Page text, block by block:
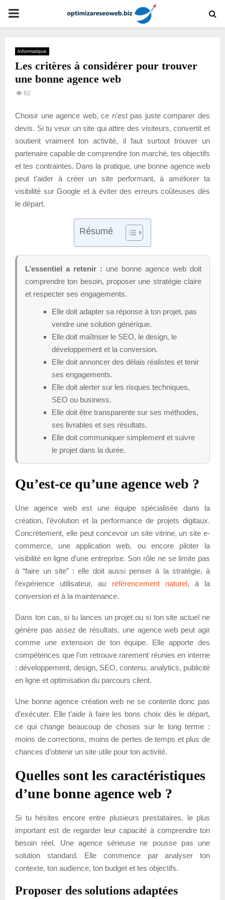
PRIMARY
Informatique
Les critères à considérer pour trouver
une bonne agence web
82
Choisir une agence web, ce n’est pas juste comparer des
devis. Si tu veux un site qui attire des visiteurs, convertit et
soutient vraiment ton activité, il faut surtout trouver un
partenaire capable de comprendre ton marché, tes objectifs
et tes contraintes. Dans la pratique, une bonne agence web
peut t’aider à créer un site performant, à améliorer ta
visibilité sur Google et à éviter des erreurs coûteuses dès
le départ.
Résumé
L’essentiel a retenir : une bonne agence web doit
comprendre ton besoin, proposer une stratégie claire
et respecter ses engagements.
Elle doit adapter sa réponse à ton projet, pas
vendre une solution générique.
Elle doit maîtriser le SEO, le design, le
développement et la conversion.
Elle doit annoncer des délais réalistes et tenir
ses engagements.
Elle doit alerter sur les risques techniques,
SEO ou business.
Elle doit être transparente sur ses méthodes,
ses livrables et ses résultats.
Elle doit communiquer simplement et suivre
le projet dans la durée.
Qu’est-ce qu’une agence web ?
Une agence web est une équipe spécialisée dans la
création, l’évolution et la performance de projets digitaux.
Concrètement, elle peut concevoir un site vitrine, un site e-
commerce, une application web, ou encore piloter la
visibilité en ligne d’une entreprise. Son rôle ne se limite pas
à “faire un site” : elle doit aussi penser à la stratégie, à
l’expérience utilisateur, au référencement naturel, à la
conversion et à la maintenance.
Dans ton cas, si tu lances un projet ou si ton site actuel ne
génère pas assez de résultats, une agence web peut agir
comme une extension de ton équipe. Elle apporte des
compétences que l’on retrouve rarement réunies en interne
: développement, design, SEO, contenu, analytics, publicité
en ligne et optimisation du parcours client.
Une bonne agence création web ne se contente donc pas
d’exécuter. Elle t’aide à faire les bons choix dès le départ,
ce qui change beaucoup de choses sur le long terme :
moins de corrections, moins de pertes de temps et plus de
chances d’obtenir un site utile pour ton activité.
Quelles sont les caractéristiques
d’une bonne agence web ?
Si tu hésites encore entre plusieurs prestataires, le plus
important est de regarder leur capacité à comprendre ton
besoin réel. Une agence sérieuse ne pousse pas une
solution standard. Elle commence par analyser ton
contexte, ton audience, ton budget et tes objectifs.
Proposer des solutions adaptées